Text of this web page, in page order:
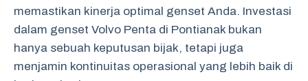
memastikan kinerja optimal genset Anda. Investasi
dalam genset Volvo Penta di Pontianak bukan
hanya sebuah keputusan bijak, tetapi juga
menjamin kontinuitas operasional yang lebih baik di